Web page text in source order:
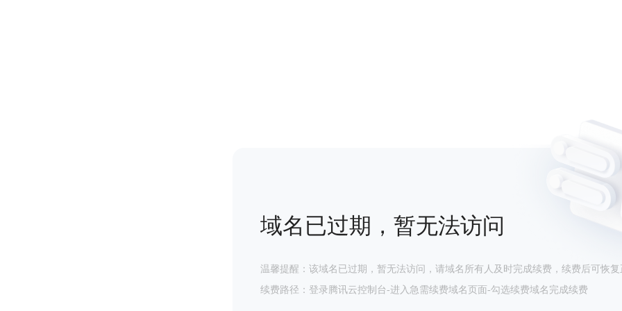
域名已过期，暂无法访问
温馨提醒：该域名已过期，暂无法访问，请域名所有人及时完成续费，续费后可恢复
续费路径：登录腾讯云控制台-进入急需续费域名页面-勾选续费域名完成续费